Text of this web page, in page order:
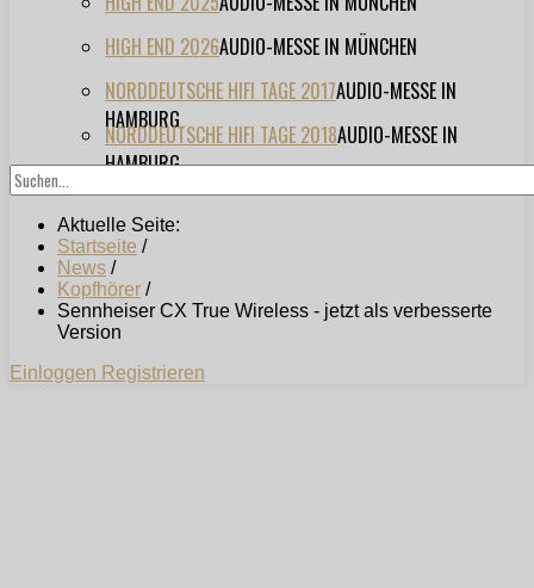
HIGH END 2026AUDIO-MESSE IN MÜNCHEN
NORDDEUTSCHE HIFI TAGE 2017AUDIO-MESSE IN
HAMBURG
NORDDEUTSCHE HIFI TAGE 2018AUDIO-MESSE IN
HAMBURG
Aktuelle Seite:
Startseite /
News /
Kopfhörer /
Sennheiser CX True Wireless - jetzt als verbesserte
Version
Einloggen Registrieren